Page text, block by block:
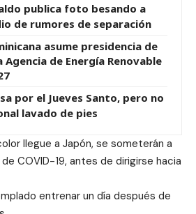
publica foto besando a
de rumores de separación
asume presidencia de
Agencia de Energía Renovable
por el Jueves Santo, pero no
lavado de pies
llegue a Japón, se someterán a
COVID-19, antes de dirigirse hacia
entrenar un día después de